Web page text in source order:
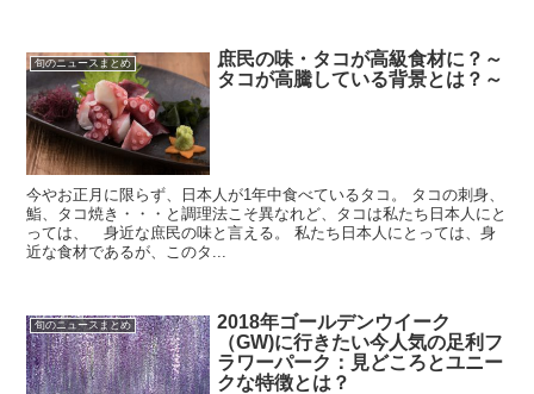
旬のニュースまとめ
庶民の味・タコが高級食材に？～
タコが高騰している背景とは？～
今やお正月に限らず、日本人が1年中食べているタコ。 タコの刺身、
鮨、タコ焼き・・・と調理法こそ異なれど、タコは私たち日本人にと
っては、 身近な庶民の味と言える。 私たち日本人にとっては、身
近な食材であるが、このタ...
旬のニュースまとめ
2018年ゴールデンウイーク
（GW)に行きたい今人気の足利フ
ラワーパーク：見どころとユニー
クな特徴とは？